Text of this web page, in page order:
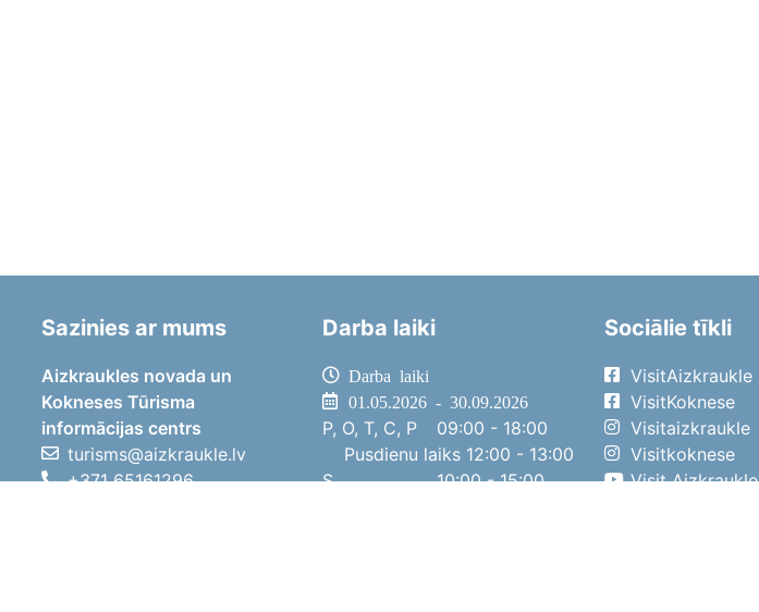
Sazinies ar mums
Aizkraukles novada un
Kokneses Tūrisma
informācijas centrs
turisms@aizkraukle.lv
+371 65161296
Darba laiki
Darba laiki
01.05.2026 - 30.09.2026
P, O, T, C, P
09:00 - 18:00
Pusdienu laiks 12:00 - 13:00
S
10:00 - 15:00
Sociālie tīkli
VisitAizkraukle
VisitKoknese
Visitaizkraukle
Visitkoknese
Visit Aizkraukle